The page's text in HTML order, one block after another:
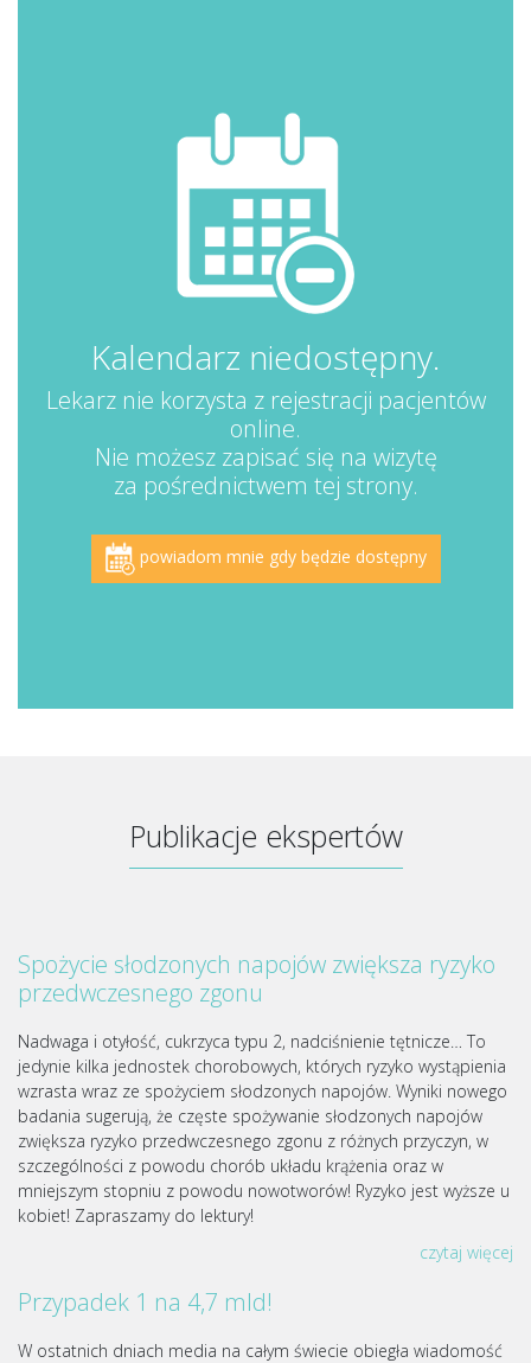
Kalendarz niedostępny.
Lekarz nie korzysta z rejestracji pacjentów
online.
Nie możesz zapisać się na wizytę
za pośrednictwem tej strony.
powiadom mnie gdy będzie dostępny
Publikacje ekspertów
Spożycie słodzonych napojów zwiększa ryzyko
przedwczesnego zgonu
Nadwaga i otyłość, cukrzyca typu 2, nadciśnienie tętnicze… To
jedynie kilka jednostek chorobowych, których ryzyko wystąpienia
wzrasta wraz ze spożyciem słodzonych napojów. Wyniki nowego
badania sugerują, że częste spożywanie słodzonych napojów
zwiększa ryzyko przedwczesnego zgonu z różnych przyczyn, w
szczególności z powodu chorób układu krążenia oraz w
mniejszym stopniu z powodu nowotworów! Ryzyko jest wyższe u
kobiet! Zapraszamy do lektury!
czytaj więcej
Przypadek 1 na 4,7 mld!
W ostatnich dniach media na całym świecie obiegła wiadomość